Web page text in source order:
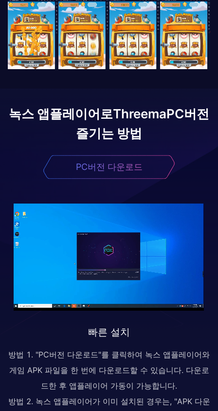
녹스 앱플레이어로ThreemaPC버전
즐기는 방법
PC버전 다운로드
빠른 설치
방법 1. "PC버전 다운로드"를 클릭하여 녹스 앱플레이어와
게임 APK 파일을 한 번에 다운로드할 수 있습니다. 다운로
드한 후 앱플레이어 가동이 가능합니다.
방법 2. 녹스 앱플레이어가 이미 설치된 경우는, "APK 다운